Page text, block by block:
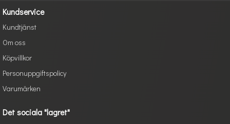
Kundservice
Kundtjänst
Om oss
Köpvillkor
Personuppgiftspolicy
Varumärken
Det sociala "lagret"